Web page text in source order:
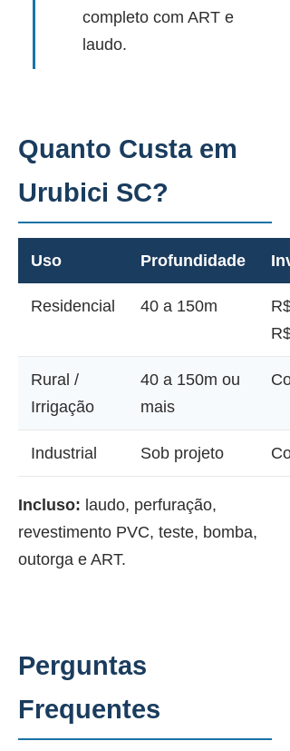
completo com ART e
laudo.
Quanto Custa em
Urubici SC?
Uso Profundidade
Residencial 40 a 150m
Rural /
Irrigação
40 a 150m ou
mais
Industrial Sob projeto
Incluso: laudo, perfuração,
revestimento PVC, teste, bomba,
outorga e ART.
Perguntas
Frequentes